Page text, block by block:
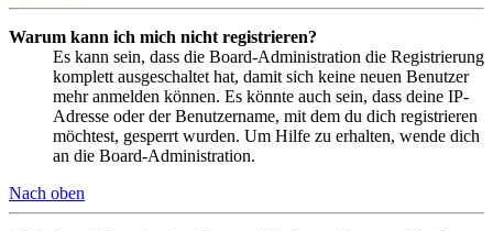
Warum kann ich mich nicht registrieren?
Es kann sein, dass die Board-Administration die Registrierung
komplett ausgeschaltet hat, damit sich keine neuen Benutzer
mehr anmelden können. Es könnte auch sein, dass deine IP-
Adresse oder der Benutzername, mit dem du dich registrieren
möchtest, gesperrt wurden. Um Hilfe zu erhalten, wende dich
an die Board-Administration.
Nach oben